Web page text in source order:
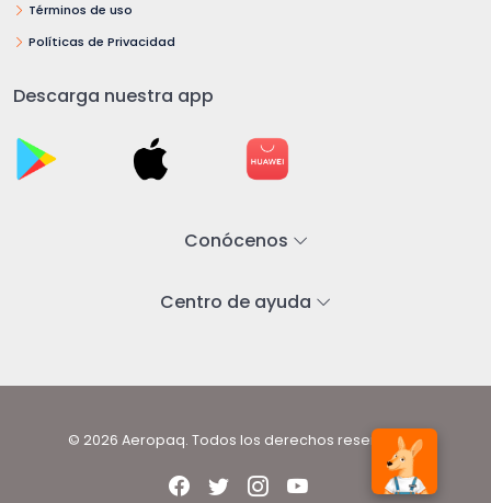
Términos de uso
Políticas de Privacidad
Descarga nuestra app
Conócenos
Centro de ayuda
© 2026 Aeropaq. Todos los derechos reservados.